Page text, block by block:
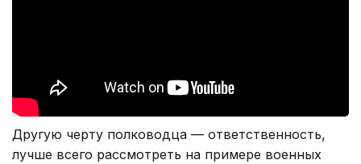
Другую черту полководца — ответственность,
лучше всего рассмотреть на примере военных